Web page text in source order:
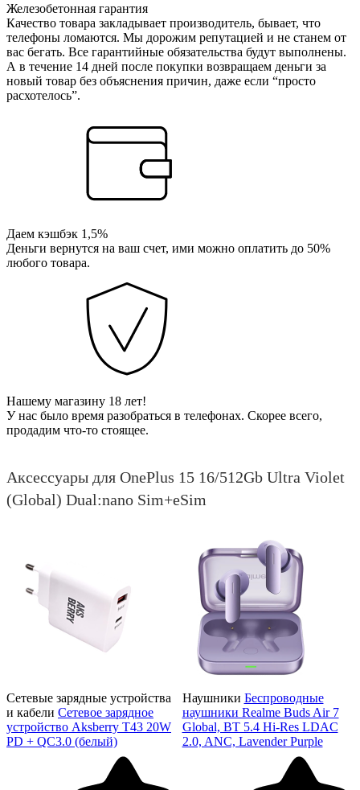
Железобетонная гарантия
Качество товара закладывает производитель, бывает, что
телефоны ломаются. Мы дорожим репутацией и не станем от
вас бегать. Все гарантийные обязательства будут выполнены.
А в течение 14 дней после покупки возвращаем деньги за
новый товар без объяснения причин, даже если “просто
расхотелось”.
Даем кэшбэк 1,5%
Деньги вернутся на ваш счет, ими можно оплатить до 50%
любого товара.
Нашему магазину 18 лет!
У нас было время разобраться в телефонах. Скорее всего,
продадим что-то стоящее.
Аксессуары для OnePlus 15 16/512Gb Ultra Violet
(Global) Dual:nano Sim+eSim
Сетевые зарядные устройства
и кабели Сетевое зарядное
устройство Aksberry T43 20W
PD + QC3.0 (белый)
Наушники Беспроводные
наушники Realme Buds Air 7
Global, BT 5.4 Hi-Res LDAC
2.0, ANC, Lavender Purple